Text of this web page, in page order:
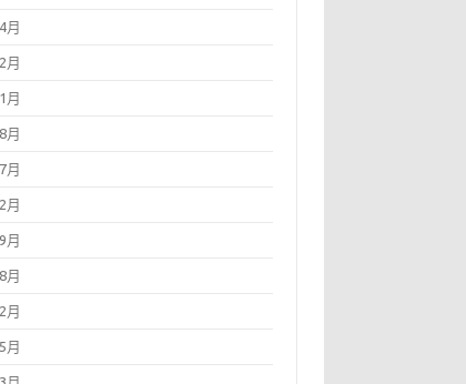
月
月
月
月
月
月
月
月
月
月